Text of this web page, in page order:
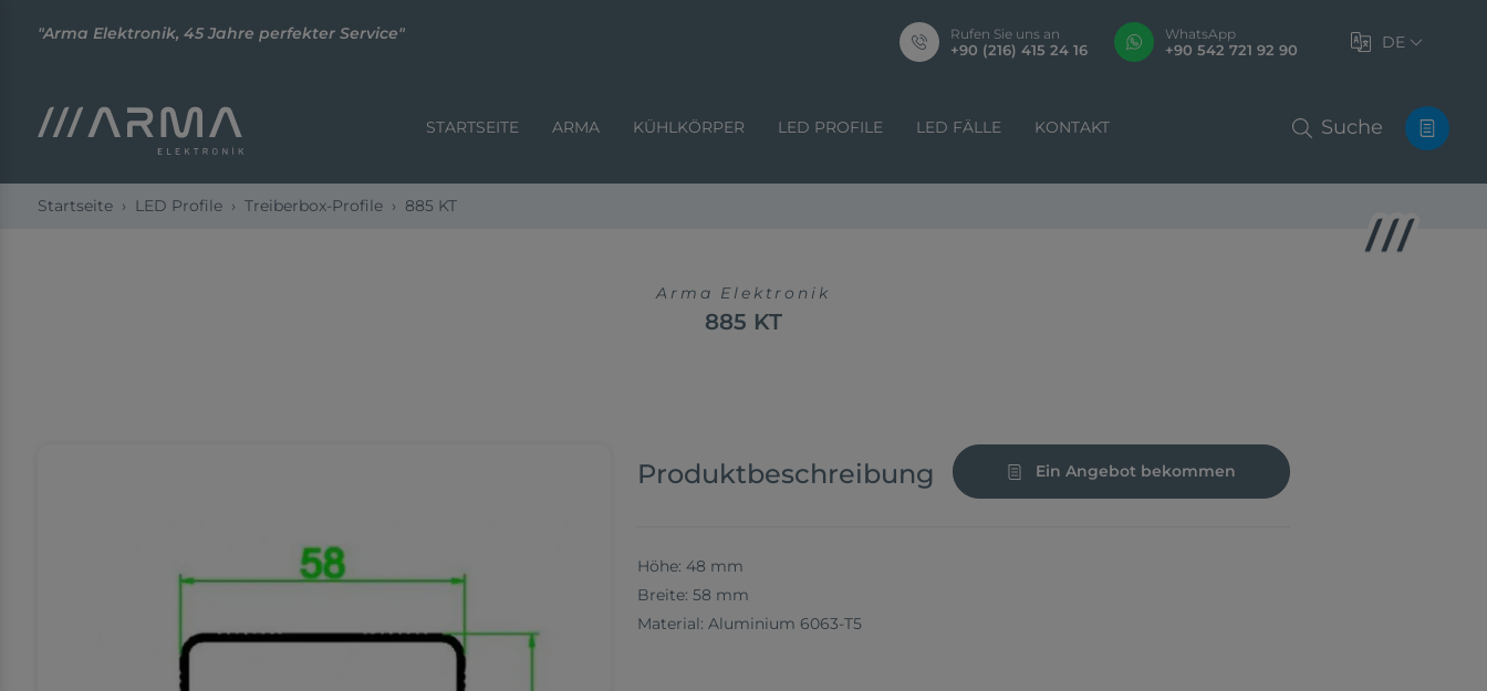
"Arma Elektronik, 45 Jahre perfekter Service" Rufen Sie uns an
+90 (216) 415 24 16
WhatsApp
+90 542 721 92 90 DE
STARTSEITE ARMA KÜHLKÖRPER LED PROFILE LED FÄLLE KONTAKT Suche
Startseite LED Profile Treiberbox-Profile 885 KT
Arma Elektronik
885 KT
Produktbeschreibung Ein Angebot bekommen
Höhe: 48 mm
Breite: 58 mm
Material: Aluminium 6063-T5